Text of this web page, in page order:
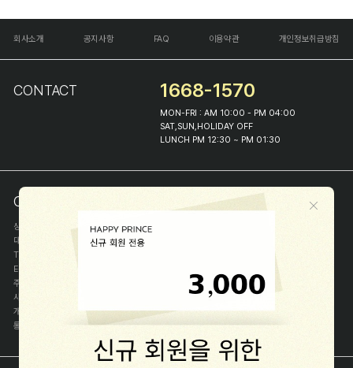
회사소개 공지사항 FAQ 이용약관 개인정보취급방침
CONTACT 1668-1570
MON-FRI : AM 10:00 - PM 04:00
SAT,SUN,HOLIDAY OFF
LUNCH PM 12:30 ~ PM 01:30
COMPANY INFO
상호
(주)해피프린스
대표
이화진
TEL
E-MAIL
주소
사업자등록번호
개인정보관리자
이화진
통신판매신고번호
제 2018-서울종로-1384 호[사업자정보확인]